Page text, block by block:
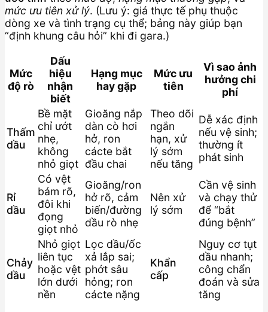
mức ưu tiên xử lý. (Lưu ý: giá thực tế phụ thuộc
dòng xe và tình trạng cụ thể; bảng này giúp bạn
“định khung câu hỏi” khi đi gara.)
Mức
độ rò
Dấu
hiệu
nhận
biết
Hạng mục
hay gặp
Mức ưu
tiên
Vì sao ảnh
hưởng chi
phí
Thấm
dầu
Bề mặt
chỉ ướt
nhẹ,
không
nhỏ giọt
Gioăng nắp
dàn cò hơi
hở, ron
cácte bắt
đầu chai
Theo dõi
ngắn
hạn, xử
lý sớm
nếu tăng
Dễ xác định
nếu vệ sinh;
thường ít
phát sinh
Rỉ
dầu
Có vệt
bám rõ,
đôi khi
đọng
giọt nhỏ
Gioăng/ron
hở rõ, cảm
biến/đường
dầu rò nhẹ
Nên xử
lý sớm
Cần vệ sinh
và chạy thử
để “bắt
đúng bệnh”
Chảy
dầu
Nhỏ giọt
liên tục
hoặc vệt
lớn dưới
nền
Lọc dầu/ốc
xả lắp sai;
phớt sâu
hỏng; ron
cácte nặng
Khẩn
cấp
Nguy cơ tụt
dầu nhanh;
công chẩn
đoán và sửa
tăng